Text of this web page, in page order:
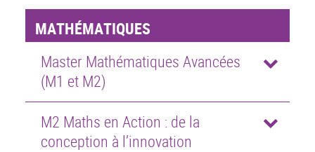
MATHÉMATIQUES
Master Mathématiques Avancées
(M1 et M2)
M2 Maths en Action : de la
conception à l’innovation